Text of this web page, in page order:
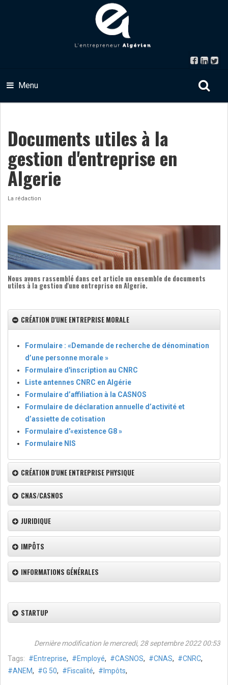
Menu
Documents utiles à la
gestion d'entreprise en
Algerie
La rédaction
Nous avons rassemblé dans cet article un ensemble de documents
utiles à la gestion d'une entreprise en Algerie.
CRÉATION D'UNE ENTREPRISE MORALE
Formulaire : «Demande de recherche de dénomination
d’une personne morale »
Formulaire d'inscription au CNRC
Liste antennes CNRC en Algérie
Formulaire d’affiliation à la CASNOS
Formulaire de déclaration annuelle d’activité et
d’assiette de cotisation
Formulaire d'«existence G8 »
Formulaire NIS
CRÉATION D'UNE ENTREPRISE PHYSIQUE
CNAS/CASNOS
JURIDIQUE
IMPÔTS
INFORMATIONS GÉNÉRALES
STARTUP
Dernière modification le mercredi, 28 septembre 2022 00:53
Tags:
Entreprise, Employé, CASNOS, CNAS, CNRC,
ANEM, G 50, Fiscalité, Impôts,